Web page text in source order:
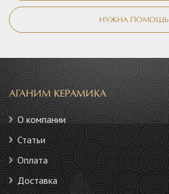
НУЖНА ПОМОЩЬ
АГАНИМ КЕРАМИКА
О компании
Статьи
Оплата
Доставка